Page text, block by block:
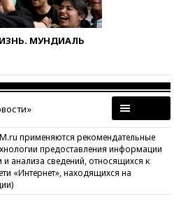
МУНДИАЛЬ
применяются рекомендательные
предоставления информации
анализа сведений, относящихся к
«Интернет», находящихся на